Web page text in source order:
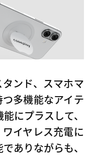
ンド、スマホマ
多機能なアイテ
にプラスして、
イヤレス充電に
ありながらも、